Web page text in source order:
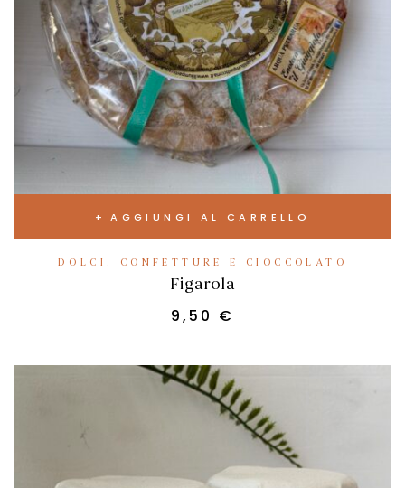
AGGIUNGI AL CARRELLO
DOLCI, CONFETTURE E CIOCCOLATO
Figarola
9,50 €